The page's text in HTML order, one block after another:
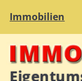
Immobilien